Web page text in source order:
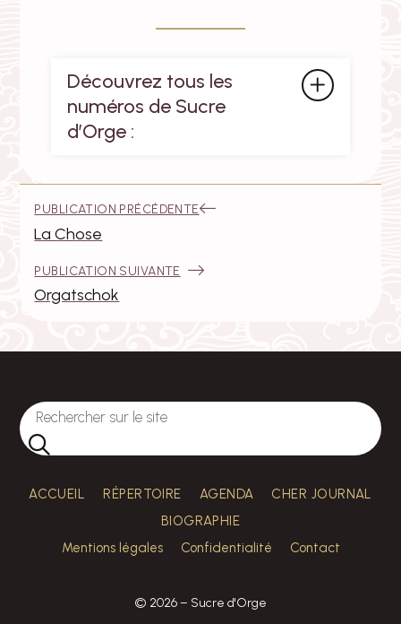
Découvrez tous les
numéros de Sucre
d’Orge :
Navigation
l’article
PUBLICATION PRÉCÉDENTE
La Chose
PUBLICATION SUIVANTE :
Orgatschok
ACCUEIL RÉPERTOIRE AGENDA
CHER JOURNAL
BIOGRAPHIE
Mentions légales
Confidentialité Contact
© 2026 – Sucre d'Orge